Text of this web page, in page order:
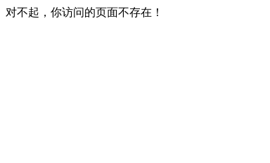
对不起，你访问的页面不存在！